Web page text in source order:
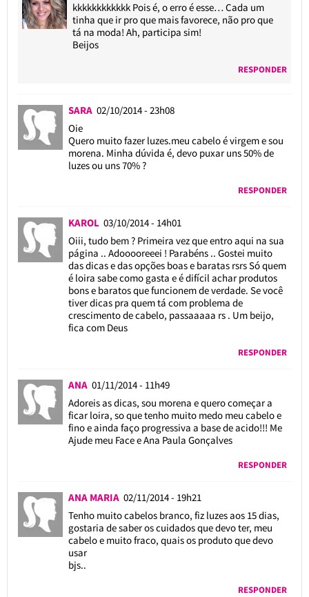
kkkkkkkkkkkk Pois é, o erro é esse… Cada um
tinha que ir pro que mais favorece, não pro que
tá na moda! Ah, participa sim!
Beijos
RESPONDER
SARA 02/10/2014 - 23h08
Oie
Quero muito fazer luzes.meu cabelo é virgem e sou
morena. Minha dúvida é, devo puxar uns 50% de
luzes ou uns 70% ?
RESPONDER
KAROL 03/10/2014 - 14h01
Oiii, tudo bem ? Primeira vez que entro aqui na sua
página .. Adooooreeei ! Parabéns .. Gostei muito
das dicas e das opções boas e baratas rsrs Só quem
é loira sabe como gasta e é difícil achar produtos
bons e baratos que funcionem de verdade. Se você
tiver dicas pra quem tá com problema de
crescimento de cabelo, passaaaaa rs . Um beijo,
fica com Deus
RESPONDER
ANA 01/11/2014 - 11h49
Adoreis as dicas, sou morena e quero começar a
ficar loira, so que tenho muito medo meu cabelo e
fino e ainda faço progressiva a base de acido!!! Me
Ajude meu Face e Ana Paula Gonçalves
RESPONDER
ANA MARIA 02/11/2014 - 19h21
Tenho muito cabelos branco, fiz luzes aos 15 dias,
gostaria de saber os cuidados que devo ter, meu
cabelo e muito fraco, quais os produto que devo
usar
bjs..
RESPONDER